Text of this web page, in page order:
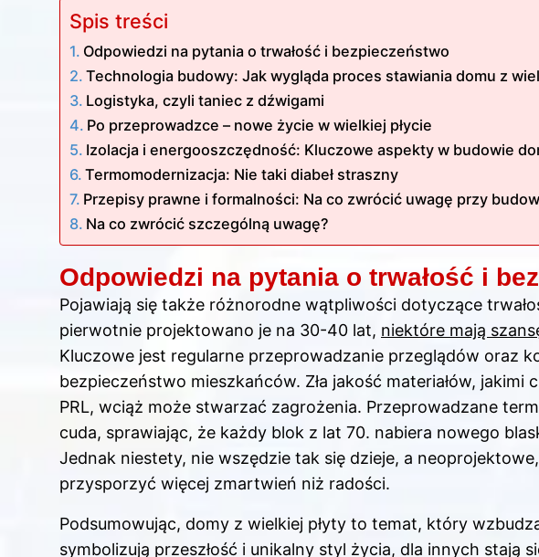
Spis treści
Odpowiedzi na pytania o trwałość i bezpieczeństwo
Technologia budowy: Jak wygląda proces stawiania domu z
Logistyka, czyli taniec z dźwigami
Po przeprowadzce – nowe życie w wielkiej płycie
Izolacja i energooszczędność: Kluczowe aspekty w budowie
Termomodernizacja: Nie taki diabeł straszny
Przepisy prawne i formalności: Na co zwrócić uwagę przy
Na co zwrócić szczególną uwagę?
Odpowiedzi na pytania o trwałość i
Pojawiają się także różnorodne wątpliwości dotyczące
pierwotnie projektowano je na 30-40 lat, niektóre mają
Kluczowe jest regularne przeprowadzanie przeglądów oraz
bezpieczeństwo mieszkańców. Zła jakość materiałów, jakimi
PRL, wciąż może stwarzać zagrożenia. Przeprowadzane
cuda, sprawiając, że każdy blok z lat 70. nabiera nowego
Jednak niestety, nie wszędzie tak się dzieje, a
przysporzyć więcej zmartwień niż radości.
Podsumowując, domy z wielkiej płyty to temat, który
symbolizują przeszłość i unikalny styl życia, dla innych stają